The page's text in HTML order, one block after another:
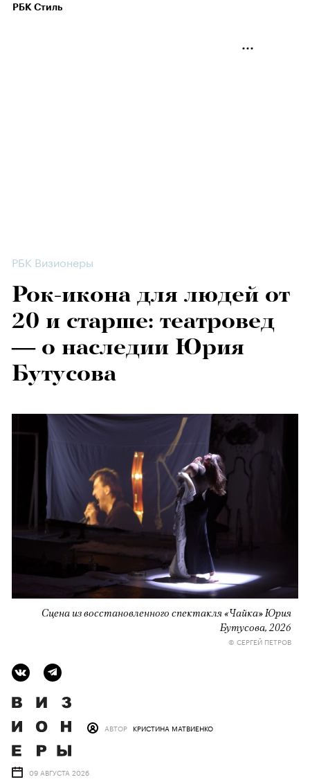
РБК Стиль
РБК Визионеры
Рок-икона для людей от
20 и старше: театровед
— о наследии Юрия
Бутусова
Сцена из восстановленного спектакля «Чайка» Юрия
Бутусова, 2026
© СЕРГЕЙ ПЕТРОВ
АВТОР КРИСТИНА МАТВИЕНКО
09 АВГУСТА 2026